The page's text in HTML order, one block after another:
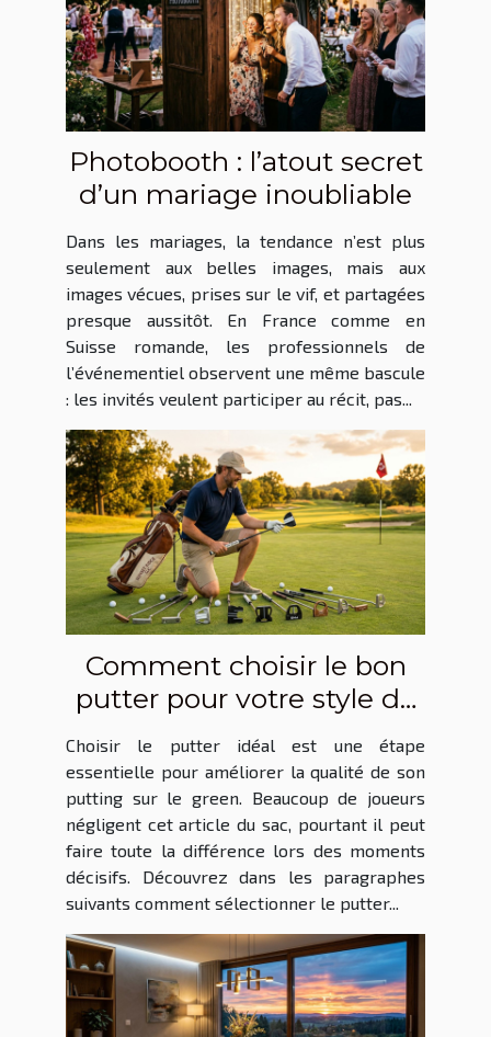
Photobooth : l’atout secret
d’un mariage inoubliable
Dans les mariages, la tendance n’est plus
seulement aux belles images, mais aux
images vécues, prises sur le vif, et partagées
presque aussitôt. En France comme en
Suisse romande, les professionnels de
l’événementiel observent une même bascule
: les invités veulent participer au récit, pas...
Comment choisir le bon
putter pour votre style de
jeu ?
Choisir le putter idéal est une étape
essentielle pour améliorer la qualité de son
putting sur le green. Beaucoup de joueurs
négligent cet article du sac, pourtant il peut
faire toute la différence lors des moments
décisifs. Découvrez dans les paragraphes
suivants comment sélectionner le putter...